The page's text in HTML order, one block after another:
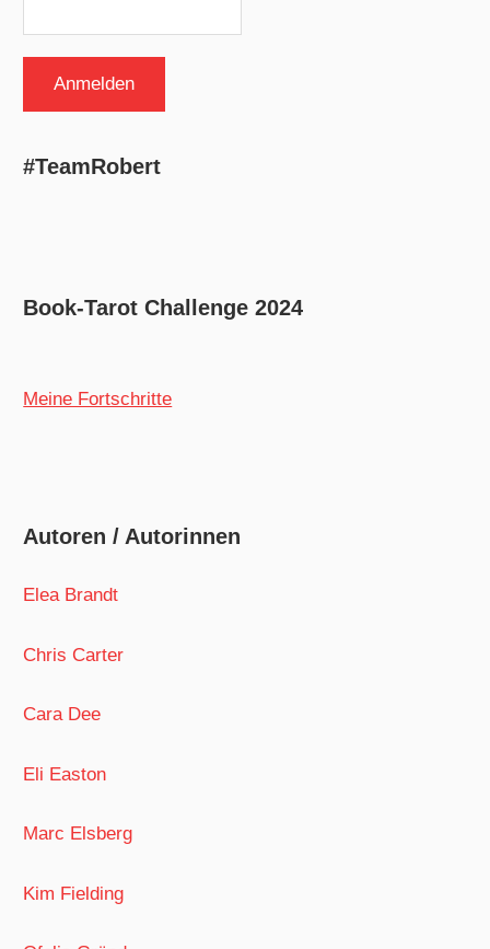
#TeamRobert
Book-Tarot Challenge 2024
Meine Fortschritte
Autoren / Autorinnen
Elea Brandt
Chris Carter
Cara Dee
Eli Easton
Marc Elsberg
Kim Fielding